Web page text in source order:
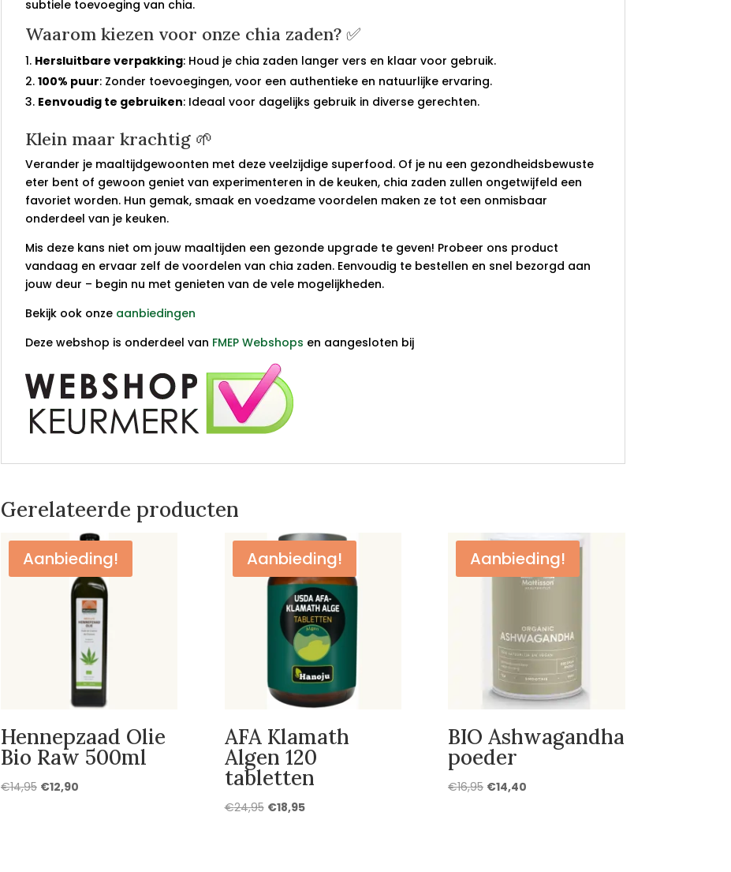
subtiele toevoeging van chia.
Waarom kiezen voor onze chia zaden? ✅
Hersluitbare verpakking: Houd je chia zaden langer vers en klaar voor gebruik.
100% puur: Zonder toevoegingen, voor een authentieke en natuurlijke ervaring.
Eenvoudig te gebruiken: Ideaal voor dagelijks gebruik in diverse gerechten.
Klein maar krachtig 🌱
Verander je maaltijdgewoonten met deze veelzijdige superfood. Of je nu een gezondheidsbewuste
eter bent of gewoon geniet van experimenteren in de keuken, chia zaden zullen ongetwijfeld een
favoriet worden. Hun gemak, smaak en voedzame voordelen maken ze tot een onmisbaar
onderdeel van je keuken.
Mis deze kans niet om jouw maaltijden een gezonde upgrade te geven! Probeer ons product
vandaag en ervaar zelf de voordelen van chia zaden. Eenvoudig te bestellen en snel bezorgd aan
jouw deur – begin nu met genieten van de vele mogelijkheden.
Bekijk ook onze aanbiedingen
Deze webshop is onderdeel van FMEP Webshops en aangesloten bij
Gerelateerde producten
Aanbieding!
Hennepzaad Olie
Bio Raw 500ml
€14,95 Oorspronkelijke
€12,90Huidige
Aanbieding!
AFA Klamath
Algen 120
tabletten
€24,95 Oorspronkelijke
€18,95Huidige
Aanbieding!
BIO Ashwagandha
poeder
€16,95 Oorspronkelijke
€14,40